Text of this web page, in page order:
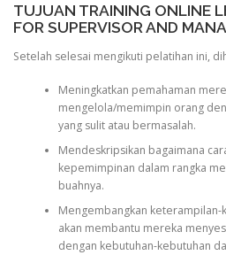
TUJUAN TRAINING ONLINE
FOR SUPERVISOR AND
Setelah selesai mengikuti pelatihan ini,
Meningkatkan pemahaman
mengelola/memimpin orang
yang sulit atau bermasalah.
Mendeskripsikan bagaimana
kepemimpinan dalam rangka
buahnya.
Mengembangkan
akan membantu mereka
dengan kebutuhan-kebutuhan